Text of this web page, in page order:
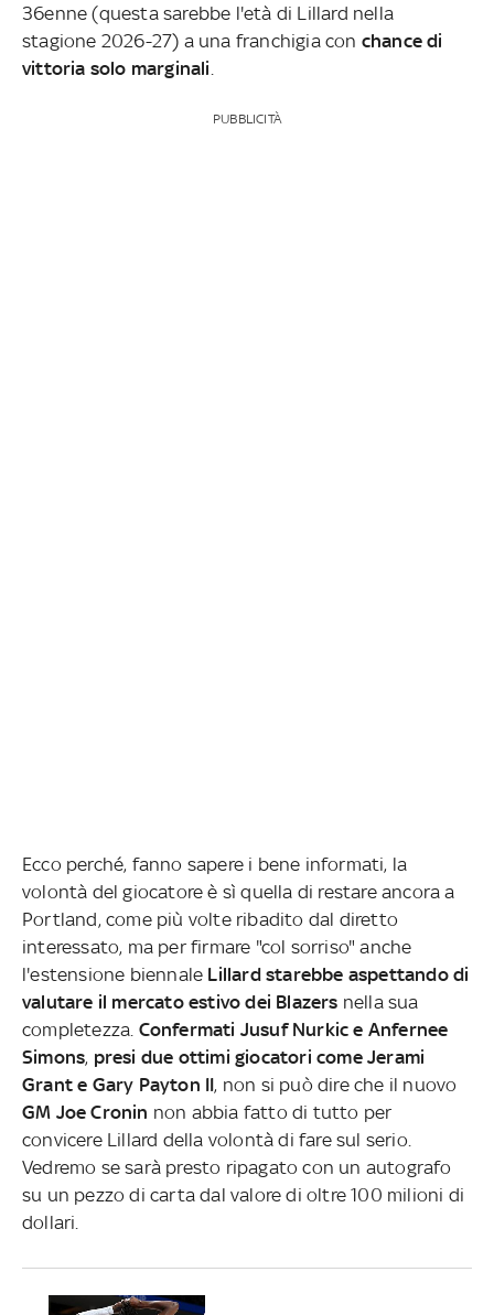
36enne (questa sarebbe l'età di Lillard nella
stagione 2026-27) a una franchigia con chance di
vittoria solo marginali
PUBBLICITÀ
Ecco perché, fanno sapere i bene informati, la
volontà del giocatore è sì quella di restare ancora a
Portland, come più volte ribadito dal diretto
interessato, ma per firmare "col sorriso" anche
l'estensione biennale Lillard starebbe aspettando di
valutare il mercato estivo dei Blazers nella sua
completezza. Confermati Jusuf Nurkic e Anfernee
Simons, presi due ottimi giocatori come Jerami
Grant e Gary Payton II, non si può dire che il nuovo
GM Joe Cronin non abbia fatto di tutto per
convicere Lillard della volontà di fare sul serio.
Vedremo se sarà presto ripagato con un autografo
su un pezzo di carta dal valore di oltre 100 milioni di
dollari.